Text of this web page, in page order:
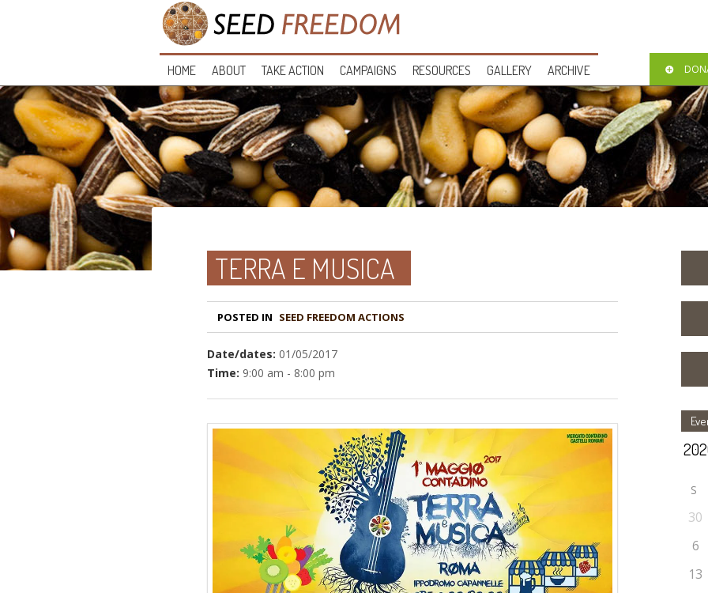
HOME ABOUT TAKE ACTION CAMPAIGNS RESOURCES GALLERY ARCHIVE
TERRA E MUSICA
POSTED IN
Date/dates: 01/05/2017
Time: 9:00 am - 8:00 pm
S
30
6
13